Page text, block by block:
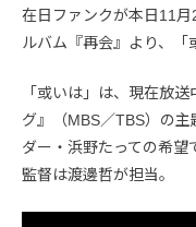
在日ファンクが本日11
ルバム『再会』より、「
「或いは」は、現在放
グ』（MBS／TBS）の
ダー・浜野たっての希望
監督は渡邊哲が担当。